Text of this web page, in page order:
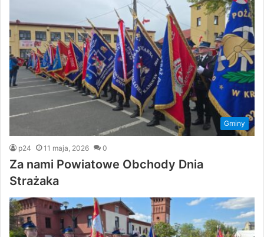
Gminy
p24 11 maja, 2026 0
Za nami Powiatowe Obchody Dnia
Strażaka